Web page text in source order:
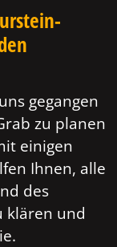
gegangen
zu planen
einigen
Ihnen, alle
des
klären und